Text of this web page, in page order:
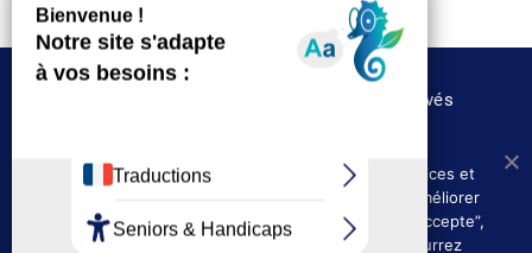
©CCI des Landes 2020 – Tous droits réservés
Où nous trouver
Presse
Politique de confidentialité
Nous utilisons les cookies afin de fournir les services et
fonctionnalités proposés sur notre site et afin d’améliorer
l’expérience de nos utilisateurs. En cliquant sur ”J’accepte”,
vous acceptez l’utilisation des cookies. Vous pourrez